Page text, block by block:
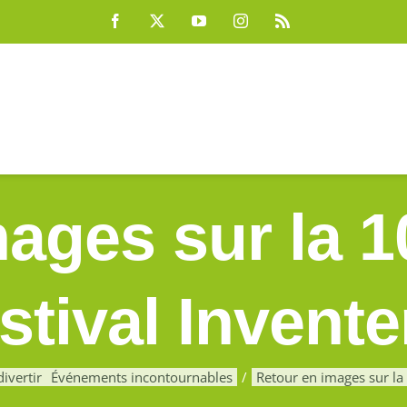
Facebook YouTubeInstagram
sur la
Événements incontournables Retour en images sur